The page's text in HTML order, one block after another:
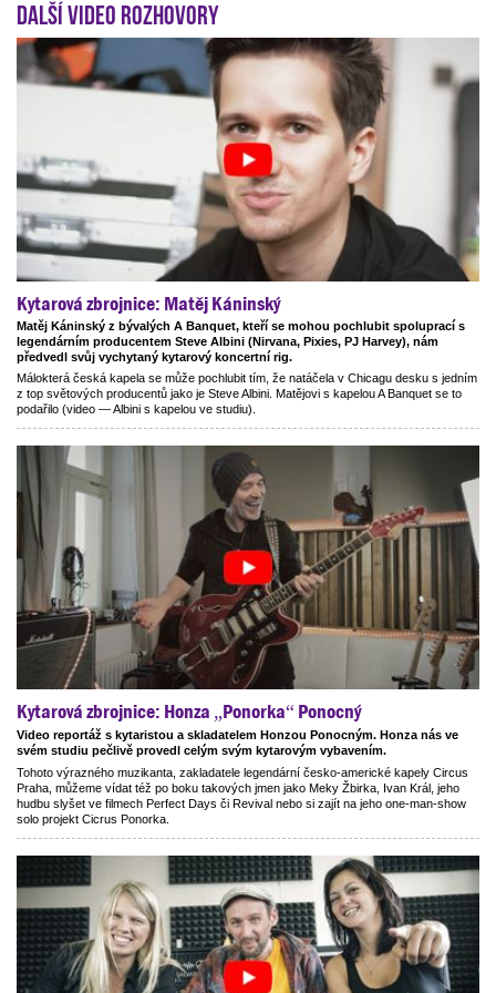
Další video rozhovory
Kytarová zbrojnice: Matěj Káninský
Matěj Káninský z bývalých A Banquet, kteří se mohou pochlubit spoluprací s
legendárním producentem Steve Albini (Nirvana, Pixies, PJ Harvey), nám
předvedl svůj vychytaný kytarový koncertní rig.
Málokterá česká kapela se může pochlubit tím, že natáčela v Chicagu desku s jedním
z top světových producentů jako je Steve Albini. Matějovi s kapelou A Banquet se to
podařilo (video — Albini s kapelou ve studiu).
Kytarová zbrojnice: Honza „Ponorka“ Ponocný
Video reportáž s kytaristou a skladatelem Honzou Ponocným. Honza nás ve
svém studiu pečlivě provedl celým svým kytarovým vybavením.
Tohoto výrazného muzikanta, zakladatele legendární česko-americké kapely Circus
Praha, můžeme vídat též po boku takových jmen jako Meky Žbirka, Ivan Král, jeho
hudbu slyšet ve filmech Perfect Days či Revival nebo si zajít na jeho one-man-show
solo projekt Cicrus Ponorka.